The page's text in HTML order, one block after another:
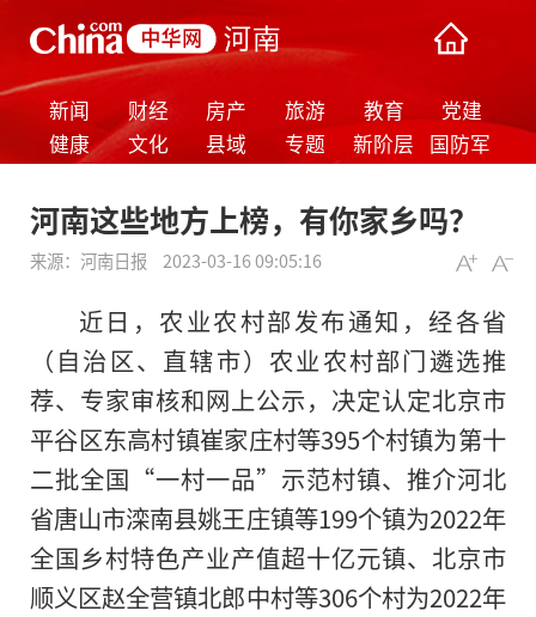
新闻 财经 房产 旅游 教育
党建
健康
文化 县域 专题 新阶层
国防军
河南这些地方上榜，有你家乡吗？
来源： 河南日报 2023-03-16 09:05:16
近日，农业农村部发布通知，经各省
（自治区、直辖市）农业农村部门遴选推
荐、专家审核和网上公示，决定认定北京市
平谷区东高村镇崔家庄村等395个村镇为第十
二批全国“一村一品”示范村镇、推介河北
省唐山市滦南县姚王庄镇等199个镇为2022年
全国乡村特色产业产值超十亿元镇、北京市
顺义区赵全营镇北郎中村等306个村为2022年